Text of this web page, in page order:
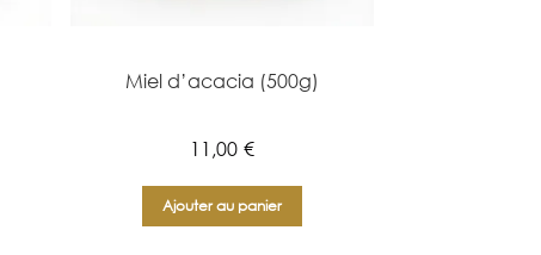
Miel d’acacia (500g)
11,00 €
Ajouter au panier